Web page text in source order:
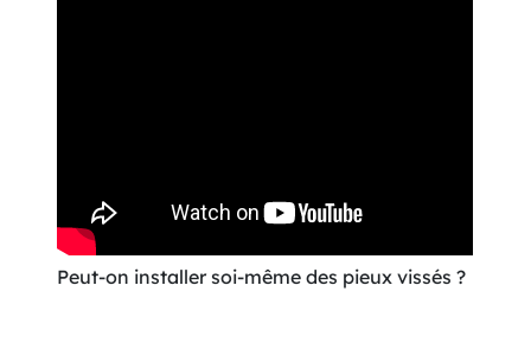
Peut-on installer soi-même des pieux vissés ?